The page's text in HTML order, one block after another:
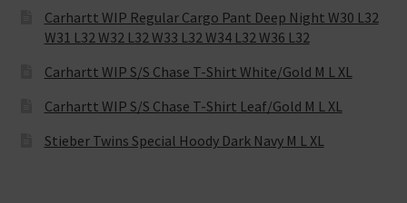
Carhartt WIP Regular Cargo Pant Deep Night W30 L32
W31 L32 W32 L32 W33 L32 W34 L32 W36 L32
Carhartt WIP S/S Chase T-Shirt White/Gold M L XL
Carhartt WIP S/S Chase T-Shirt Leaf/Gold M L XL
Stieber Twins Special Hoody Dark Navy M L XL